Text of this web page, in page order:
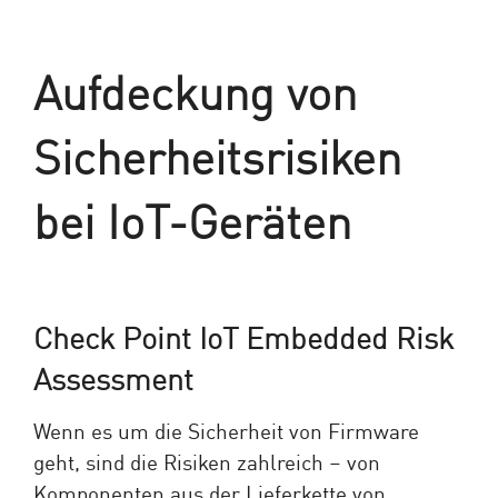
Aufdeckung von
Sicherheitsrisiken
bei IoT-Geräten
Check Point IoT Embedded Risk
Assessment
Wenn es um die Sicherheit von Firmware
geht, sind die Risiken zahlreich – von
Komponenten aus der Lieferkette von